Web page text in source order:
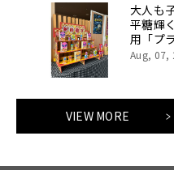
大人も
平糖輝
用「プ
休みを
Aug, 07,
VIEW MORE